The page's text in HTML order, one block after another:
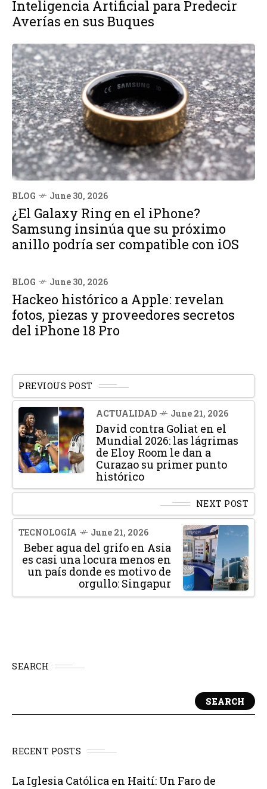
Inteligencia Artificial para Predecir
Averías en sus Buques
BLOG June 30, 2026
¿El Galaxy Ring en el iPhone?
Samsung insinúa que su próximo
anillo podría ser compatible con iOS
BLOG June 30, 2026
Hackeo histórico a Apple: revelan
fotos, piezas y proveedores secretos
del iPhone 18 Pro
PREVIOUS POST
ACTUALIDAD June 21, 2026
David contra Goliat en el
Mundial 2026: las lágrimas
de Eloy Room le dan a
Curazao su primer punto
histórico
NEXT POST
TECNOLOGÍA June 21, 2026
Beber agua del grifo en Asia
es casi una locura menos en
un país donde es motivo de
orgullo: Singapur
SEARCH
SEARCH
RECENT POSTS
La Iglesia Católica en Haití: Un Faro de